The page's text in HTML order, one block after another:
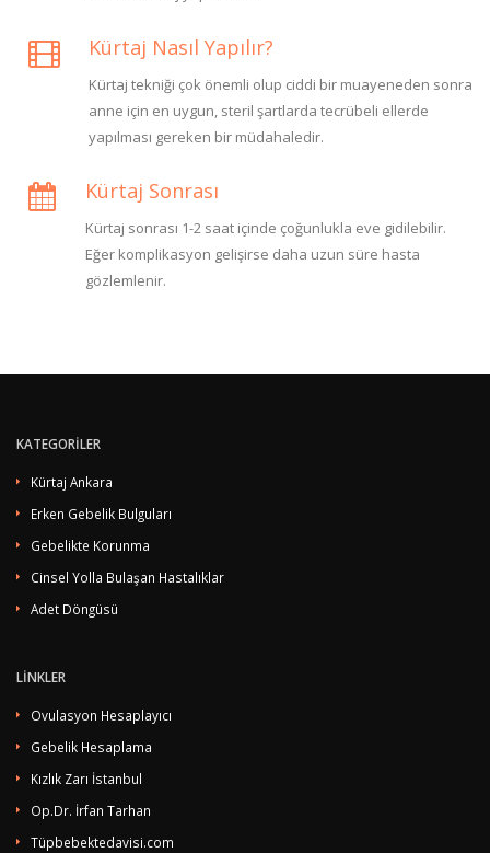
Kürtaj Nasıl Yapılır?
Kürtaj tekniği çok önemli olup ciddi bir muayeneden sonra
anne için en uygun, steril şartlarda tecrübeli ellerde
yapılması gereken bir müdahaledir.
Kürtaj Sonrası
Kürtaj sonrası 1-2 saat içinde çoğunlukla eve gidilebilir.
Eğer komplikasyon gelişirse daha uzun süre hasta
gözlemlenir.
KATEGORİLER
Kürtaj Ankara
Erken Gebelik Bulguları
Gebelikte Korunma
Cinsel Yolla Bulaşan Hastalıklar
Adet Döngüsü
LİNKLER
Ovulasyon Hesaplayıcı
Gebelik Hesaplama
Kızlık Zarı İstanbul
Op.Dr. İrfan Tarhan
Tüpbebektedavisi.com